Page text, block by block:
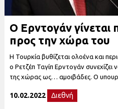
Ο Ερντογάν γίνεται
προς την χώρα του
Η Τουρκία βυθίζεται ολοένα και
ο Ρετζέπ Ταγίπ Ερντογάν συνεχίζει
της χώρας ως… αμοιβάδες. Ο
10.02.2022 Διεθνή